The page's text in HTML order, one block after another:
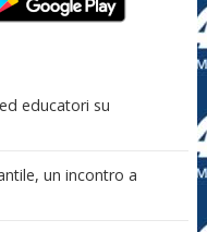
educatori su
un incontro a